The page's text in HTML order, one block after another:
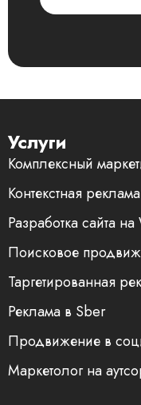
Услуги
Комплексный
Контекстная
Разработка сайта
Поисковое
Таргетированная
Реклама в Sber
Продвижение в
Маркетолог на